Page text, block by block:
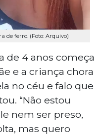
de ferro. (Foto: Arquivo)
de 4 anos começa
e a criança chora
no céu e falo que
“Não estou
nem ser preso,
mas quero